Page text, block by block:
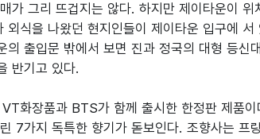
가 그리 뜨겁지는 않다. 하지만 제이타운이
식을 나왔던 현지인들이 제이타운 입구에
의 출입문 밖에서 보면 진과 정국의 대형 등
반기고 있다.
화장품과 BTS가 함께 출시한 한정판 제품
7가지 독특한 향기가 돋보인다. 조향사는 프